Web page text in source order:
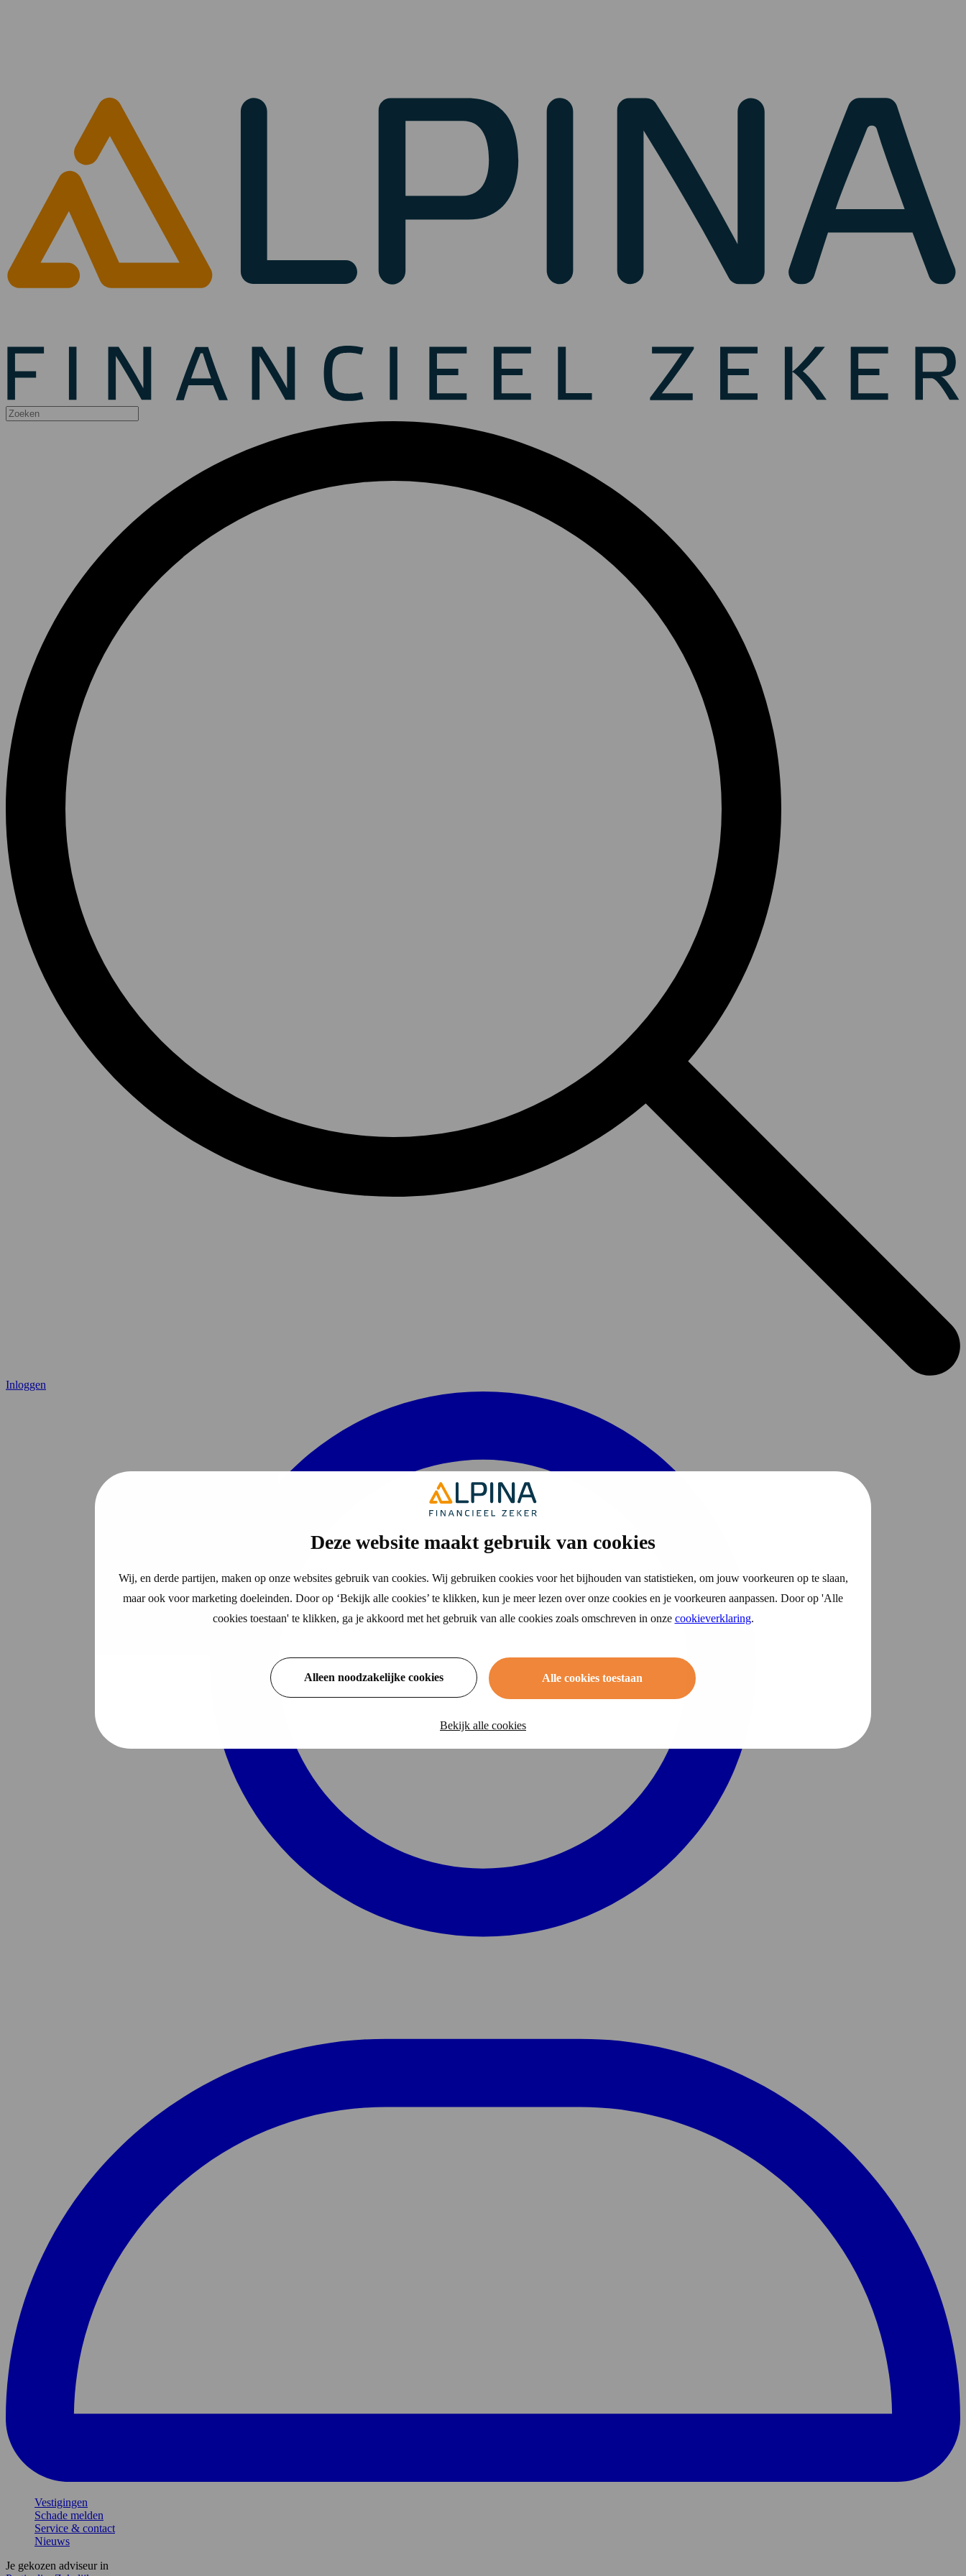
Deze website maakt gebruik van cookies
Wij, en derde partijen, maken op onze websites gebruik van cookies. Wij gebruiken cookies voor het bijhouden van statistieken, om jouw voorkeuren op te slaan,
maar ook voor marketing doeleinden. Door op ‘Bekijk alle cookies’ te klikken, kun je meer lezen over onze cookies en je voorkeuren aanpassen. Door op 'Alle
cookies toestaan' te klikken, ga je akkoord met het gebruik van alle cookies zoals omschreven in onze cookieverklaring.
Alleen noodzakelijke cookies Alle cookies toestaan
Bekijk alle cookies
Inloggen
Vestigingen
Schade melden
Service & contact
Nieuws
Je gekozen adviseur in